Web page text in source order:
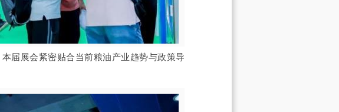
届展会紧密贴合当前粮油产业趋势与政策导